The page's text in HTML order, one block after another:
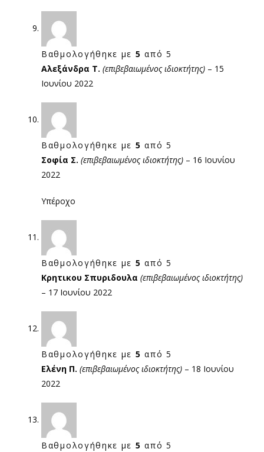
Βαθμολογήθηκε με 5 από 5
Αλεξάνδρα Τ. (επιβεβαιωμένος ιδιοκτήτης) – 15
Ιουνίου 2022
Βαθμολογήθηκε με 5 από 5
Σοφία Σ. (επιβεβαιωμένος ιδιοκτήτης) – 16 Ιουνίου
2022
Υπέροχο
Βαθμολογήθηκε με 5 από 5
Κρητικου Σπυριδουλα (επιβεβαιωμένος ιδιοκτήτης)
– 17 Ιουνίου 2022
Βαθμολογήθηκε με 5 από 5
Ελένη Π. (επιβεβαιωμένος ιδιοκτήτης) – 18 Ιουνίου
2022
Βαθμολογήθηκε με 5 από 5